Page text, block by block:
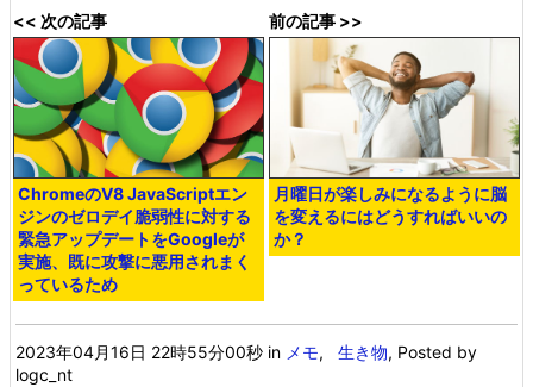
<< 次の記事
ChromeのV8 JavaScriptエン
ジンのゼロデイ脆弱性に対する
緊急アップデートをGoogleが
実施、既に攻撃に悪用されまく
っているため
前の記事 >>
月曜日が楽しみになるように脳
を変えるにはどうすればいいの
か？
2023年04月16日 22時55分00秒 in メモ,生き物, Posted by
logc_nt